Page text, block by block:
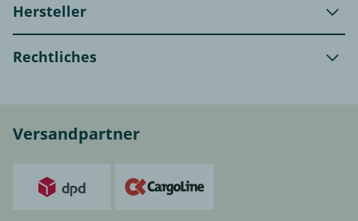
Hersteller
Rechtliches
Versandpartner